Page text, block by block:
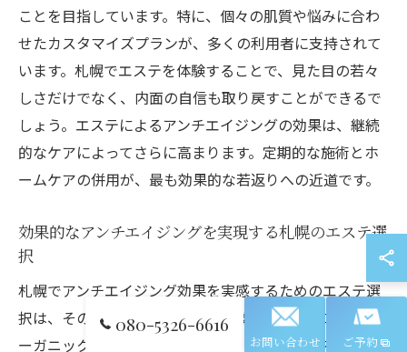
ことを目指しています。特に、個々の肌質や悩みに合わ
せたカスタマイズプランが、多くの利用者に支持されて
います。札幌でエステを体験することで、見た目の若々
しさだけでなく、内面の自信も取り戻すことができるで
しょう。エステによるアンチエイジングの効果は、継続
的なケアによってさらに高まります。定期的な施術とホ
ームケアの併用が、最も効果的な若返りへの近道です。
効果的なアンチエイジングを実現する札幌のエステ選
択
札幌でアンチエイジング効果を実感するためのエステ選
択は、その実績と口コミが重要です。多くのサロンがオ
ーガニック成分を使用した施術や、最新の機器を導入し
080-5326-6616
お問い合わせ ご予約